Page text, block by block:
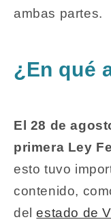
ambas partes.
¿En qué
El 28 de
primera Ley
esto tuvo
contenido,
delestado de